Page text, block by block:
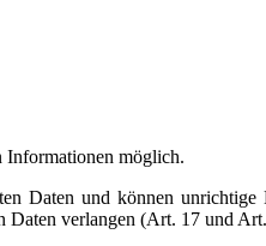
Informationen möglich.
Daten und können
Daten verlangen (Art. 17 und